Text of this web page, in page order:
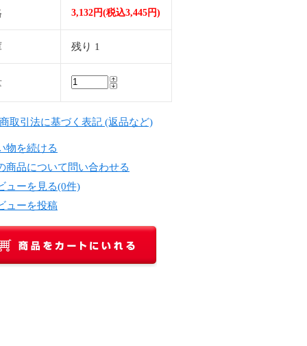
3,132円(税込3,445円)
残り 1
取引法に基づく表記 (返品など)
物を続ける
商品について問い合わせる
ューを見る(0件)
ューを投稿